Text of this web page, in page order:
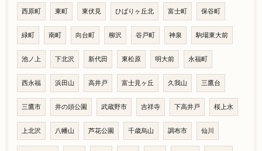
西原町 東町 東伏見 ひばりヶ丘北 富士町 保谷町
緑町 南町 向台町 柳沢 谷戸町 神泉 駒場東大前
池ノ上 下北沢 新代田 東松原 明大前 永福町
西永福 浜田山 高井戸 富士見ヶ丘 久我山 三鷹台
三鷹市 井の頭公園 武蔵野市 吉祥寺 下高井戸 桜上水
上北沢 八幡山 芦花公園 千歳烏山 調布市 仙川